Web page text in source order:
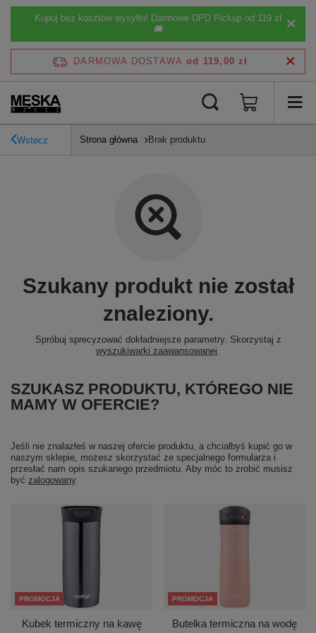
Kupuj bez kosztów wysyłki! Darmowe DPD Pickup od 119 zł
🚚
DARMOWA DOSTAWA od 119,00 zł
Wstecz Strona główna Brak produktu
Szukany produkt nie został
znaleziony.
Spróbuj sprecyzować dokładniejsze parametry. Skorzystaj z
wyszukiwarki zaawansowanej.
SZUKASZ PRODUKTU, KTÓREGO NIE
MAMY W OFERCIE?
Jeśli nie znalazłeś w naszej ofercie produktu, a chciałbyś kupić go w
naszym sklepie, możesz skorzystać ze specjalnego formularza i
przesłać nam opis szukanego przedmiotu. Aby móc to zrobić musisz
być zalogowany.
PROMOCJA
Kubek termiczny na kawę
PROMOCJA
Butelka termiczna na wodę